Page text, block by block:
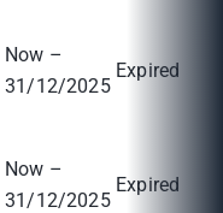
Now –
31/12/2025
Expired
Now –
31/12/2025
Expired